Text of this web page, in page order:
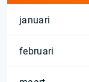
januari
februari